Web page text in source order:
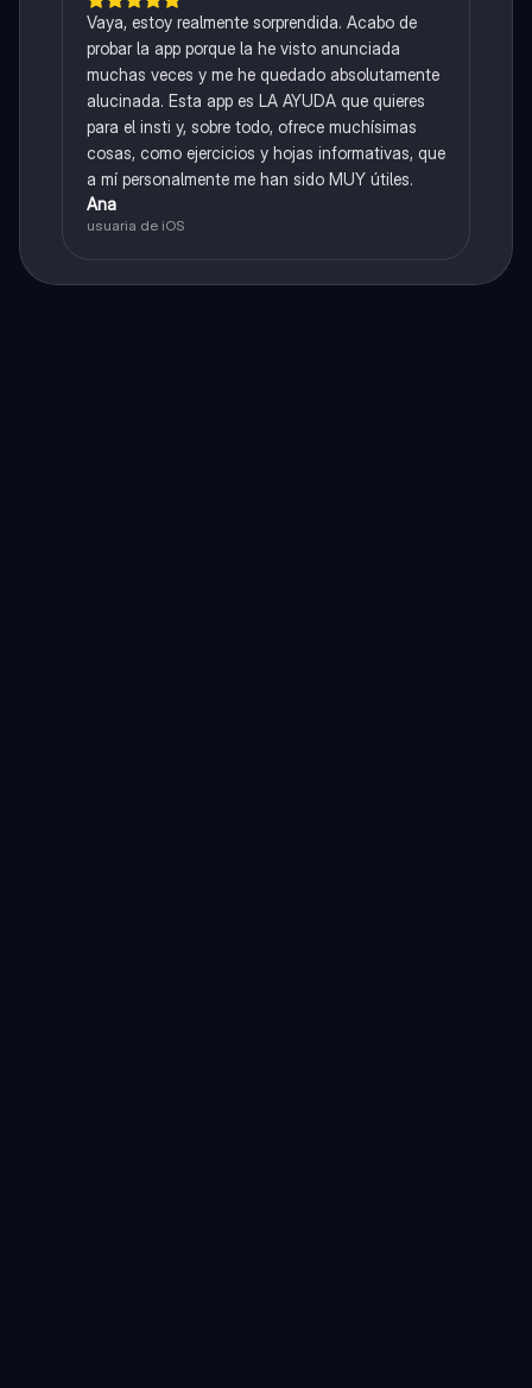
Vaya, estoy realmente sorprendida. Acabo de
probar la app porque la he visto anunciada
muchas veces y me he quedado absolutamente
alucinada. Esta app es LA AYUDA que quieres
para el insti y, sobre todo, ofrece muchísimas
cosas, como ejercicios y hojas informativas, que
a mí personalmente me han sido MUY útiles.
Ana
usuaria de iOS